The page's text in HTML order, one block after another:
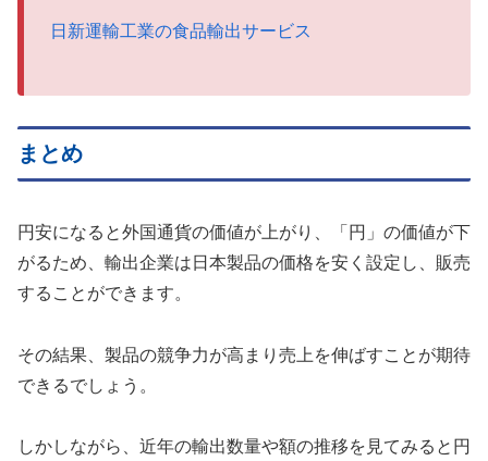
日新運輸工業の食品輸出サービス
まとめ
円安になると外国通貨の価値が上がり、「円」の価値が下
がるため、輸出企業は日本製品の価格を安く設定し、販売
することができます。
その結果、製品の競争力が高まり売上を伸ばすことが期待
できるでしょう。
しかしながら、近年の輸出数量や額の推移を見てみると円